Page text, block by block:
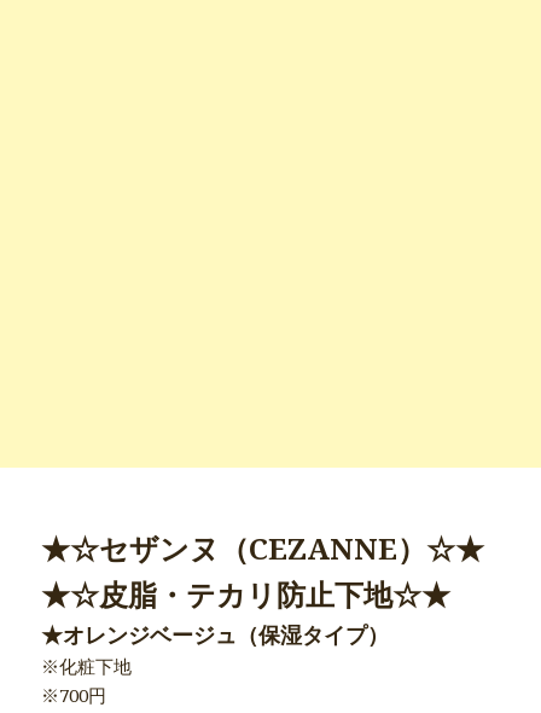
★☆セザンヌ（CEZANNE）☆★
★☆皮脂・テカリ防止下地☆★
★オレンジベージュ（保湿タイプ）
※化粧下地
※700円